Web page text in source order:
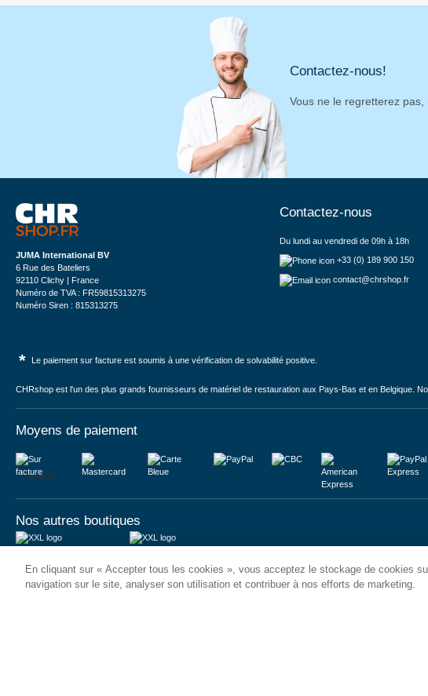
Contactez-nous!
Vous ne le regretterez
JUMA International BV
6 Rue des Bateliers
92110 Clichy | France
Numéro de TVA : FR59815313275
Numéro Siren : 815313275
Contactez-nous
Du lundi au vendredi de 09h à 18h
+33 (0) 189 900 150
contact@chrshop.fr
* Le paiement sur facture est soumis à une vérification de solvabilité positive.
CHRshop est l'un des plus grands fournisseurs de matériel de restauration aux Pays-Bas et en Belgique.
Moyens de paiement
Sur facture
Nos autres boutiques
Königsborner Straße 26a
39175 Biederitz | Deutschland
Vrijheidweg 34
1521RR Wormerveer | Nederland
En cliquant sur « Accepter tous les cookies », vous acceptez le stockage de cookies
navigation sur le site, analyser son utilisation et contribuer à nos efforts de marketing.